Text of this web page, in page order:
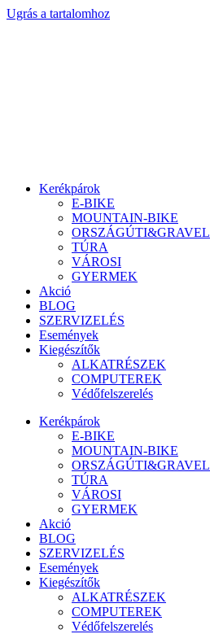
Ugrás a tartalomhoz
Kerékpárok
E-BIKE
MOUNTAIN-BIKE
ORSZÁGÚTI&GRAVEL
TÚRA
VÁROSI
GYERMEK
Akció
BLOG
SZERVIZELÉS
Események
Kiegészítők
ALKATRÉSZEK
COMPUTEREK
Védőfelszerelés
Kerékpárok
E-BIKE
MOUNTAIN-BIKE
ORSZÁGÚTI&GRAVEL
TÚRA
VÁROSI
GYERMEK
Akció
BLOG
SZERVIZELÉS
Események
Kiegészítők
ALKATRÉSZEK
COMPUTEREK
Védőfelszerelés